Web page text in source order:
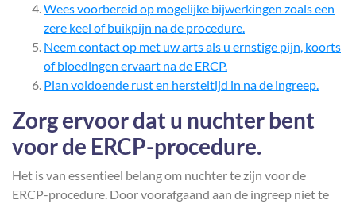
Wees voorbereid op mogelijke bijwerkingen zoals een
zere keel of buikpijn na de procedure.
Neem contact op met uw arts als u ernstige pijn, koorts
of bloedingen ervaart na de ERCP.
Plan voldoende rust en hersteltijd in na de ingreep.
Zorg ervoor dat u nuchter bent
voor de ERCP-procedure.
Het is van essentieel belang om nuchter te zijn voor de
ERCP-procedure. Door voorafgaand aan de ingreep niet te